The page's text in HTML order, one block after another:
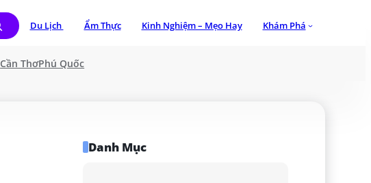
Du Lịch Ẩm Thực Kinh Nghiệm – Mẹo Hay Khám Phá
Cần ThơPhú Quốc
Danh Mục